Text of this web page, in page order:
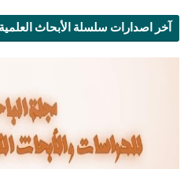
آخر اصدارات سلسلة الأبحاث العلمية